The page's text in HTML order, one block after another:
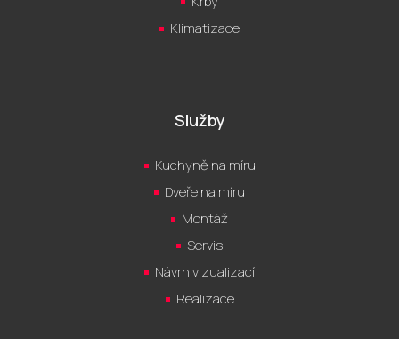
Klimatizace
Služby
Kuchyně na míru
Dveře na míru
Montáž
Servis
Návrh vizualizací
Realizace